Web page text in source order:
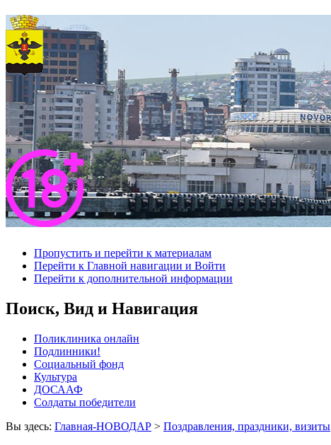
Пропустить и перейти к материалам
Перейти к Главной навигации и Войти
Перейти к дополнительной информации
Поиск, Вид и Навигация
Поликлиника онлайн
Подлинники!
Социальный фонд
Культура
ДОСААФ
Солдаты победители
Вы здесь: Главная-НОВОДАР > Поздравления, праздники, визиты